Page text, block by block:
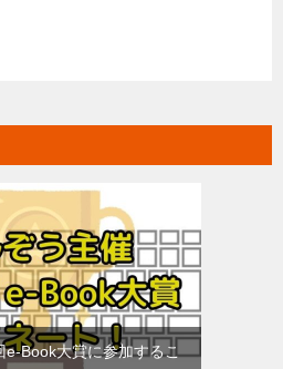
e-Book大賞に参加するこ